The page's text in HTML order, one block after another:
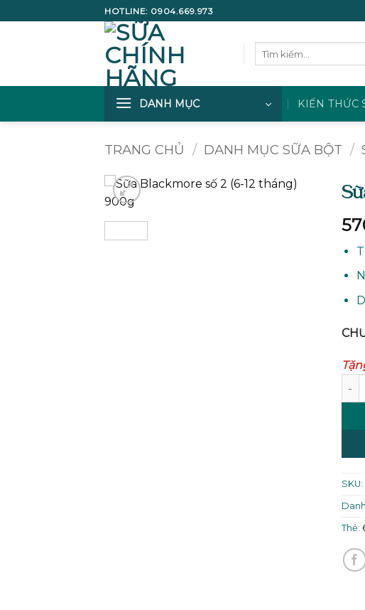
qua
HOTLINE: 0904.669.973
DANH MỤC KIẾN THỨC
TRANG CHỦ / DANH MỤC SỮA BỘT /
SKU:
Thẻ: